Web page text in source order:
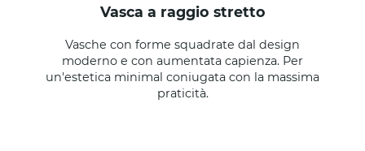
vasca a raggio stretto
Vasche con forme squadrate dal design
moderno e con aumentata capienza. Per
un'estetica minimal coniugata con la massima
praticità.